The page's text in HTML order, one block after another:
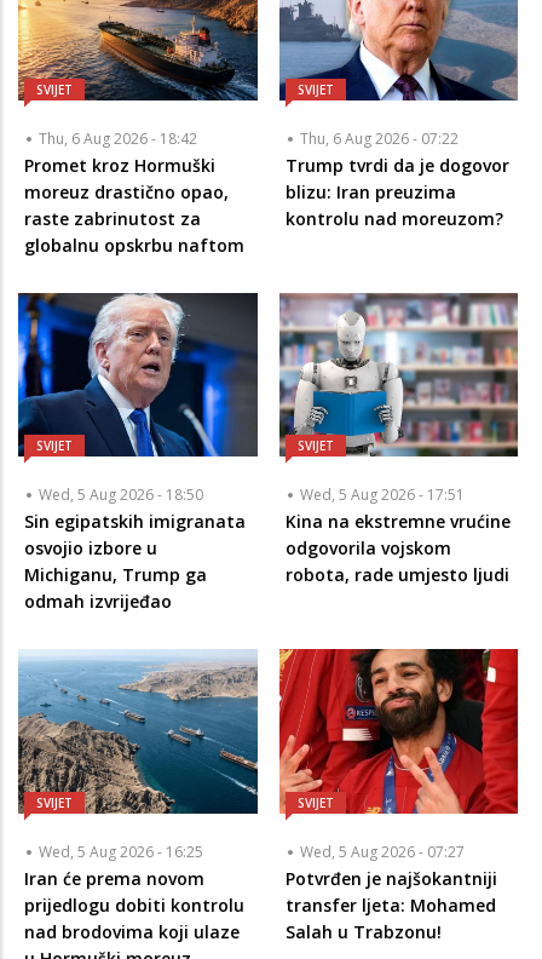
SVIJET
Thu, 6 Aug 2026 - 18:42
Promet kroz Hormuški
moreuz drastično opao,
raste zabrinutost za
globalnu opskrbu naftom
SVIJET
Thu, 6 Aug 2026 - 07:22
Trump tvrdi da je dogovor
blizu: Iran preuzima
kontrolu nad moreuzom?
SVIJET
Wed, 5 Aug 2026 - 18:50
Sin egipatskih imigranata
osvojio izbore u
Michiganu, Trump ga
odmah izvrijeđao
SVIJET
Wed, 5 Aug 2026 - 17:51
Kina na ekstremne vrućine
odgovorila vojskom
robota, rade umjesto ljudi
SVIJET
Wed, 5 Aug 2026 - 16:25
Iran će prema novom
prijedlogu dobiti kontrolu
nad brodovima koji ulaze
SVIJET
Wed, 5 Aug 2026 - 07:27
Potvrđen je najšokantniji
transfer ljeta: Mohamed
Salah u Trabzonu!